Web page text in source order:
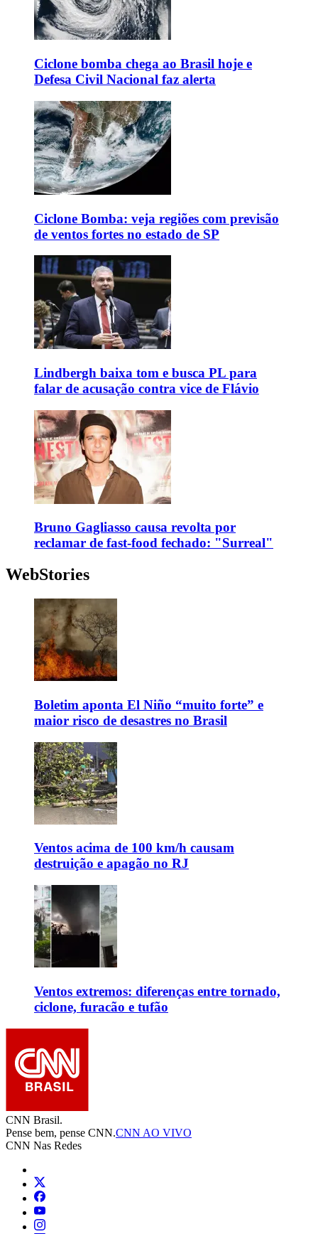
Ciclone bomba chega ao Brasil hoje e
Defesa Civil Nacional faz alerta
Ciclone Bomba: veja regiões com previsão
de ventos fortes no estado de SP
Lindbergh baixa tom e busca PL para
falar de acusação contra vice de Flávio
Bruno Gagliasso causa revolta por
reclamar de fast-food fechado: "Surreal"
WebStories
Boletim aponta El Niño “muito forte” e
maior risco de desastres no Brasil
Ventos acima de 100 km/h causam
destruição e apagão no RJ
Ventos extremos: diferenças entre tornado,
ciclone, furacão e tufão
CNN Brasil.
Pense bem, pense CNN.CNN AO VIVO
CNN Nas Redes